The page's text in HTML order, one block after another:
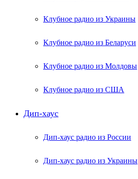
Клубное радио из Украины
Клубное радио из Беларуси
Клубное радио из Молдовы
Клубное радио из США
Дип-хаус
Дип-хаус радио из России
Дип-хаус радио из Украины